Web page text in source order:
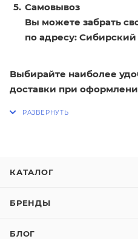
Самовывоз
Вы можете забрать
по адресу: Сибирский
Выбирайте наиболее
доставки при
КАТАЛОГ
БРЕНДЫ
БЛОГ